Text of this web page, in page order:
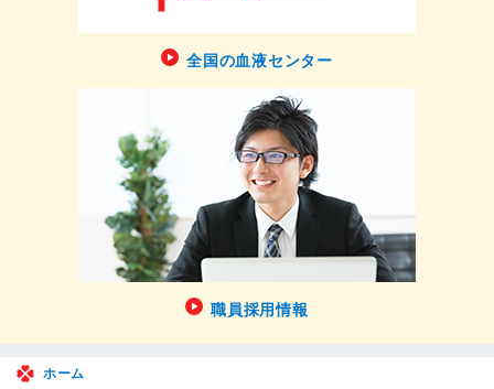
全国の血液センター
職員採用情報
ホーム